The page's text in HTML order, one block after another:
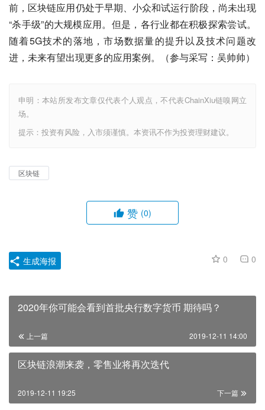
前，区块链应用仍处于早期、小众和试运行阶段，尚未出现
“杀手级”的大规模应用。但是，各行业都在积极探索尝试。
随着5G技术的落地，市场数据量的提升以及技术问题改
进，未来有望出现更多的应用案例。（参与采写：吴帅帅）
申明：本站所发布文章仅代表个人观点，不代表ChainXiu链嗅网立
场。
提示：投资有风险，入市须谨慎。本资讯不作为投资理财建议。
区块链
赞 (0)
0 0
生成海报
2020年你可能会看到首批央行数字货币 期待吗？
上一篇 2019-12-11 14:00
区块链浪潮来袭，零售业将再次迭代
下一篇
2019-12-11 19:25